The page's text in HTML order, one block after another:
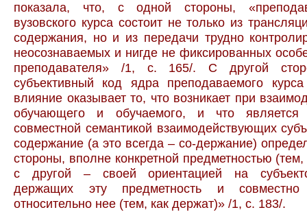
показала, что, с одной стороны,
вузовского курса состоит не только из
содержания, но и из передачи трудно
неосознаваемых и нигде не фиксированных
преподавателя» /1, с. 165/. С другой
субъективный код ядра преподаваемого
влияние оказывает то, что возникает при
обучающего и обучаемого, и что
совместной семантикой взаимодействующих
содержание (а это всегда – со-держание)
стороны, вполне конкретной предметностью
с другой – своей ориентацией на
держащих эту предметность и совместно
относительно нее (тем, как держат)» /1, с. 183/.